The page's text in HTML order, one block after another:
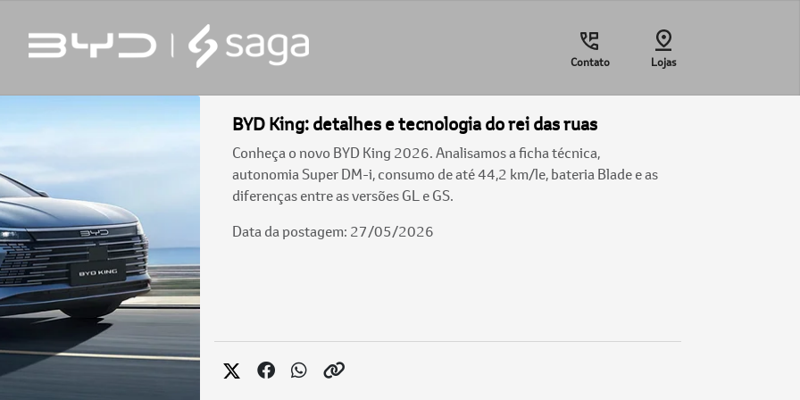
Contato Lojas
BYD King: detalhes e tecnologia do rei das ruas
Conheça o novo BYD King 2026. Analisamos a ficha técnica,
autonomia Super DM-i, consumo de até 44,2 km/le, bateria Blade e as
diferenças entre as versões GL e GS.
Data da postagem: 27/05/2026